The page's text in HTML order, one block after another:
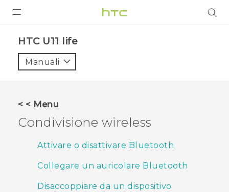
VIVE
ASSISTENZA
Accessori e dispositivi HTC
Accesso
HTC U11 life‎
Manuali
< < Menu
Condivisione wireless
Attivare o disattivare Bluetooth
Collegare un auricolare Bluetooth
Disaccoppiare da un dispositivo